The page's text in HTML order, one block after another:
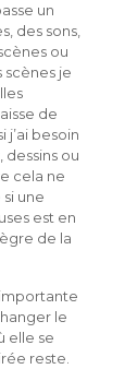
un
des sons,
ou
scènes je
de
j’ai besoin
ou
cela ne
une
est en
de la
le
elle se
reste.